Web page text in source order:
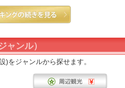
ャンル）
)をジャンルから探せます。